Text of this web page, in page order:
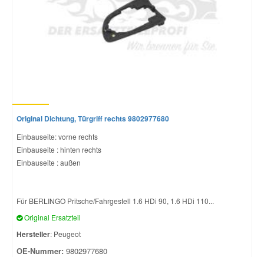
Original Dichtung, Türgriff rechts 9802977680
Einbauseite: vorne rechts
Einbauseite : hinten rechts
Einbauseite : außen
Für BERLINGO Pritsche/Fahrgestell 1.6 HDi 90, 1.6 HDi 110...
Original Ersatzteil
Hersteller: Peugeot
OE-Nummer: 9802977680